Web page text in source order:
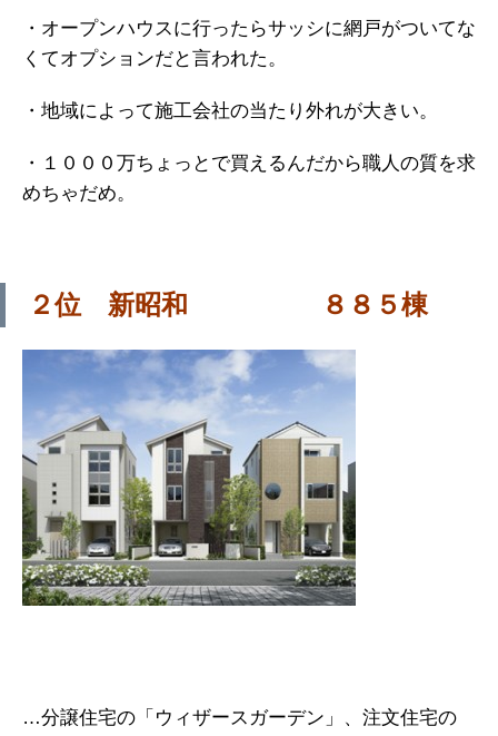
・オープンハウスに行ったらサッシに網戸がついてな
くてオプションだと言われた。
・地域によって施工会社の当たり外れが大きい。
・１０００万ちょっとで買えるんだから職人の質を求
めちゃだめ。
２位 新昭和 ８８５棟
…分譲住宅の「ウィザースガーデン」、注文住宅の